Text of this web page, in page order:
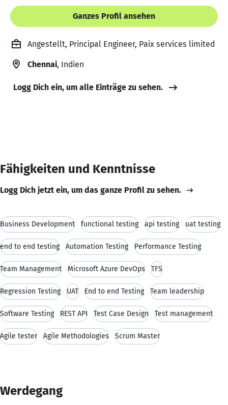
Ganzes Profil ansehen
Angestellt, Principal Engineer, Paix services limited
Chennai, Indien
Logg Dich ein, um alle Einträge zu sehen.
Fähigkeiten und Kenntnisse
Logg Dich jetzt ein, um das ganze Profil zu sehen.
Business Development functional testing api testing uat testing
end to end testing Automation Testing Performance Testing
Team Management Microsoft Azure DevOps TFS
Regression Testing UAT End to end Testing Team leadership
Software Testing REST API Test Case Design Test management
Agile tester Agile Methodologies Scrum Master
Werdegang